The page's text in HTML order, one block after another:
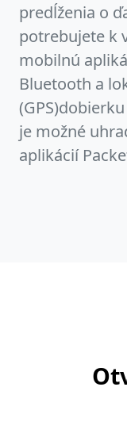
predĺženia o
potrebujete k
mobilnú
Bluetooth a
je možné
aplikácií